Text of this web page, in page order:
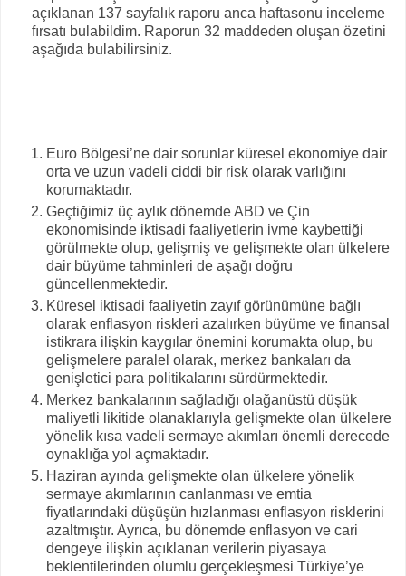
açıklanan 137 sayfalık raporu anca haftasonu inceleme
fırsatı bulabildim. Raporun 32 maddeden oluşan özetini
aşağıda bulabilirsiniz.
Euro Bölgesi’ne dair sorunlar küresel ekonomiye dair
orta ve uzun vadeli ciddi bir risk olarak varlığını
korumaktadır.
Geçtiğimiz üç aylık dönemde ABD ve Çin
ekonomisinde iktisadi faaliyetlerin ivme kaybettiği
görülmekte olup, gelişmiş ve gelişmekte olan ülkelere
dair büyüme tahminleri de aşağı doğru
güncellenmektedir.
Küresel iktisadi faaliyetin zayıf görünümüne bağlı
olarak enflasyon riskleri azalırken büyüme ve finansal
istikrara ilişkin kaygılar önemini korumakta olup, bu
gelişmelere paralel olarak, merkez bankaları da
genişletici para politikalarını sürdürmektedir.
Merkez bankalarının sağladığı olağanüstü düşük
maliyetli likitide olanaklarıyla gelişmekte olan ülkelere
yönelik kısa vadeli sermaye akımları önemli derecede
oynaklığa yol açmaktadır.
Haziran ayında gelişmekte olan ülkelere yönelik
sermaye akımlarının canlanması ve emtia
fiyatlarındaki düşüşün hızlanması enflasyon risklerini
azaltmıştır. Ayrıca, bu dönemde enflasyon ve cari
dengeye ilişkin açıklanan verilerin piyasaya
beklentilerinden olumlu gerçekleşmesi Türkiye’ye